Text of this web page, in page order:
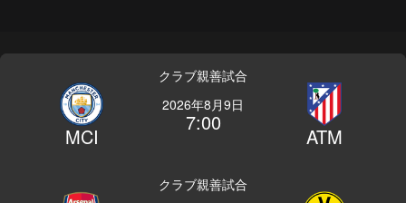
クラブ親善試合
MCI
2026年8月9日
7:00
ATM
クラブ親善試合